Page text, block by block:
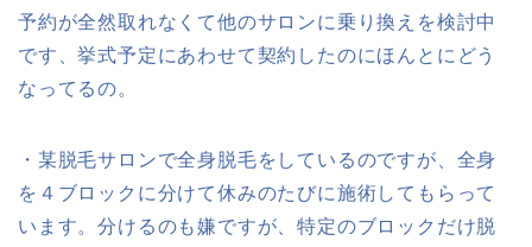
予約が全然取れなくて他のサロンに乗り換えを検討中
です、挙式予定にあわせて契約したのにほんとにどう
なってるの。
・某脱毛サロンで全身脱毛をしているのですが、全身
を４ブロックに分けて休みのたびに施術してもらって
います。分けるのも嫌ですが、特定のブロックだけ脱